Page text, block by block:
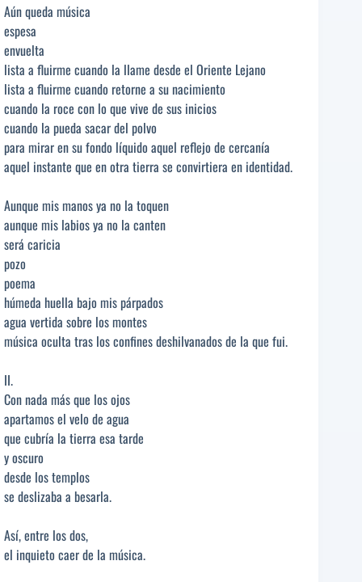
Aún queda música
espesa
envuelta
lista a fluirme cuando la llame desde el Oriente Lejano
lista a fluirme cuando retorne a su nacimiento
cuando la roce con lo que vive de sus inicios
cuando la pueda sacar del polvo
para mirar en su fondo líquido aquel reflejo de cercanía
aquel instante que en otra tierra se convirtiera en identidad.
Aunque mis manos ya no la toquen
aunque mis labios ya no la canten
será caricia
pozo
poema
húmeda huella bajo mis párpados
agua vertida sobre los montes
música oculta tras los confines deshilvanados de la que fui.
II.
Con nada más que los ojos
apartamos el velo de agua
que cubría la tierra esa tarde
y oscuro
desde los templos
se deslizaba a besarla.
Así, entre los dos,
el inquieto caer de la música.